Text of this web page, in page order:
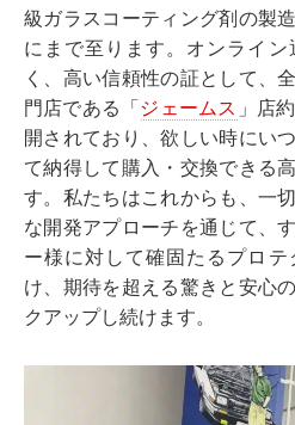
級ガラスコーティング剤の製
にまで至ります。オンライ
く、高い信頼性の証として、
門店である「 ジェームス 」店
開されており、欲しい時にい
て納得して購入・交換できる
す。私たちはこれからも、一
な開発アプローチを通じて、
ー様に対して確固たるプロ
け、期待を超える驚きと安心
クアップし続けます。